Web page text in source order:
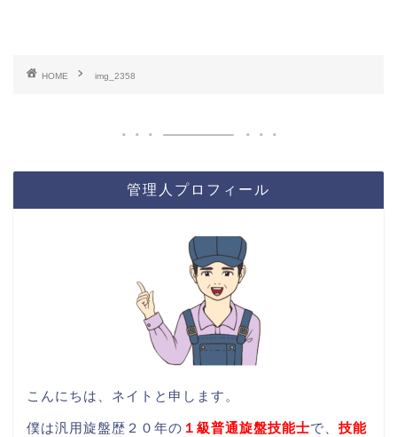
HOME img_2358
管理人プロフィール
こんにちは、ネイトと申します。
僕は汎用旋盤歴２０年の １級普通旋盤技能士で、 技能